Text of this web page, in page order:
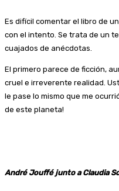
Es difícil comentar el libro de
con el intento. Se trata de un
cuajados de anécdotas.
El primero parece de ficción,
cruel e irreverente realidad.
le pase lo mismo que me
de este planeta!
André Jouffé junto a Claudia